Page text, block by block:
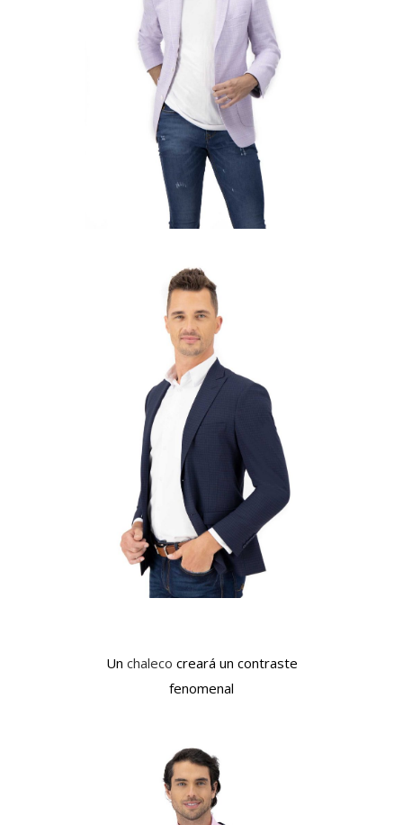
Un chaleco creará un contraste
fenomenal